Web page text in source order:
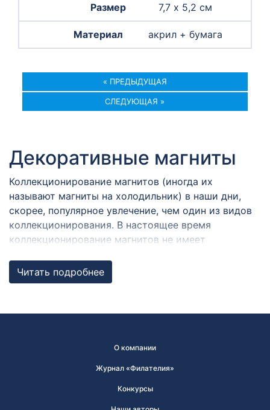
7,7 х 5,2 см
акрил + бумага
« ПРЕДЫДУЩАЯ
СЛЕДУЮЩАЯ »
Декоративные магниты
Коллекционирование магнитов (иногда их
называют магниты на холодильник) в наши дни,
скорее, популярное увлечение, чем один из видов
коллекционирования. В настоящее время
коллекционирование магнитов не имеет
распространённым определением является термин
«мемомагнетика» (memomagnetics - memoriale (lat)
называемого держателя легких предметов на
металлических поверхностях. Патент на идею
И. Уитли в ноябре 1954 года.
Читать подробнее
О компании
Журнал «Филателия»
Конкурсы